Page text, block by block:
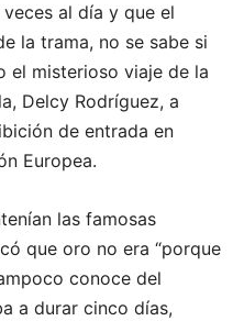
al día y que el
la trama, no se sabe si
el misterioso viaje de la
Delcy Rodríguez, a
de entrada en
Europea.
las famosas
que oro no era “porque
conoce del
a durar cinco días,